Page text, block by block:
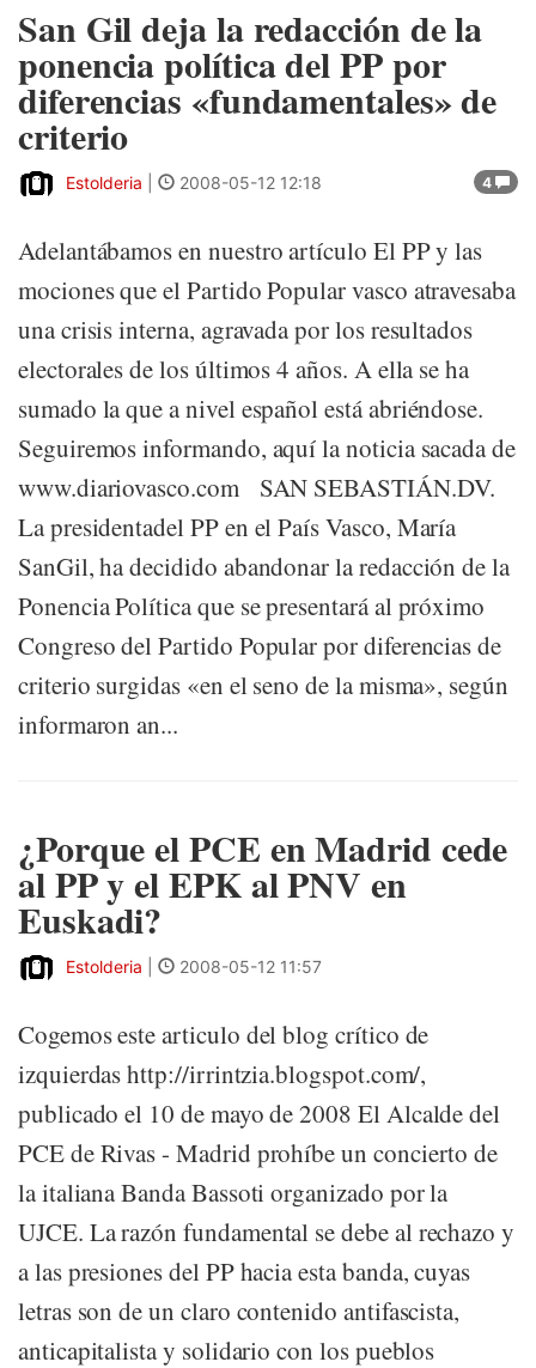
San Gil deja la redacción de la
ponencia política del PP por
diferencias «fundamentales» de
criterio
4
Estolderia 2008-05-12 12:18
Adelantábamos en nuestro artículo El PP y las
mociones que el Partido Popular vasco atravesaba
una crisis interna, agravada por los resultados
electorales de los últimos 4 años. A ella se ha
sumado la que a nivel español está abriéndose.
Seguiremos informando, aquí la noticia sacada de
www.diariovasco.com SAN SEBASTIÁN.DV.
La presidentadel PP en el País Vasco, María
SanGil, ha decidido abandonar la redacción de la
Ponencia Política que se presentará al próximo
Congreso del Partido Popular por diferencias de
criterio surgidas «en el seno de la misma», según
informaron an...
¿Porque el PCE en Madrid cede
al PP y el EPK al PNV en
Euskadi?
Estolderia 2008-05-12 11:57
Cogemos este articulo del blog crítico de
izquierdas http://irrintzia.blogspot.com/,
publicado el 10 de mayo de 2008 El Alcalde del
PCE de Rivas - Madrid prohí­be un concierto de
la italiana Banda Bassoti organizado por la
UJCE. La razón fundamental se debe al rechazo y
a las presiones del PP hacia esta banda, cuyas
letras son de un claro contenido antifascista,
anticapitalista y solidario con los pueblos